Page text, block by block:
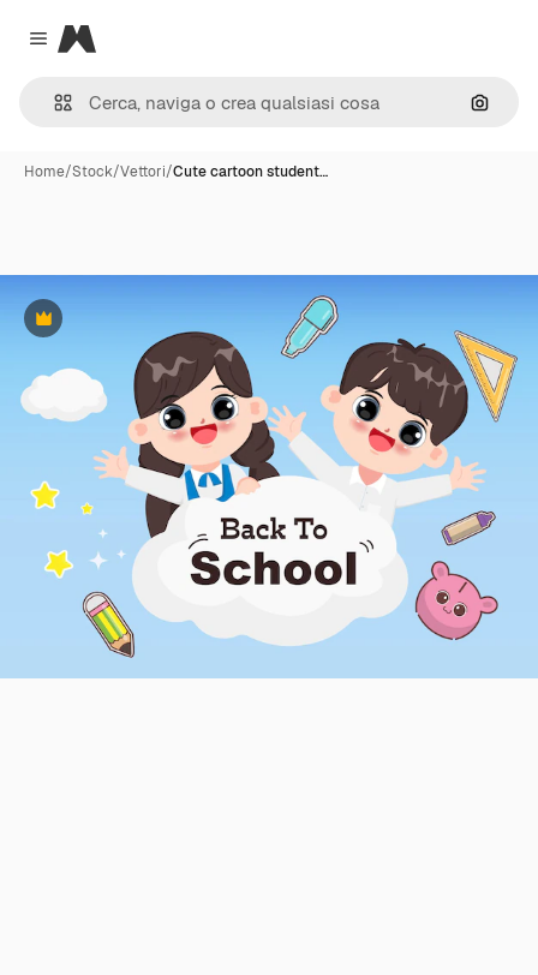
Close menu
Magnific
Cerca
Home/Stock/Vettori/Cute cartoon student…
Premium